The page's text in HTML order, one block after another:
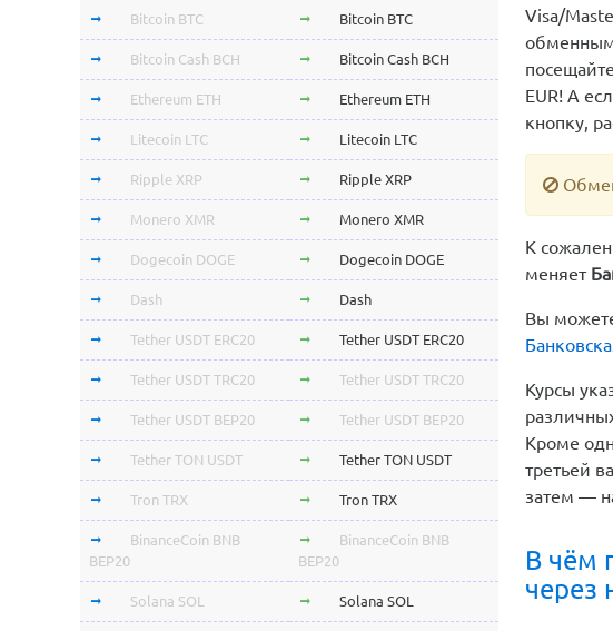
Visa/
EUR! А
кнопку,
К
меняет
Вы
Курсы
Кроме
третьей
затем —
В чём
через
Bitcoin BTC Bitcoin BTC
Bitcoin Cash BCH Bitcoin Cash BCH
Ethereum ETH Ethereum ETH
Litecoin LTC Litecoin LTC
Ripple XRP Ripple XRP
Monero XMR Monero XMR
Dogecoin DOGE Dogecoin DOGE
Dash Dash
Tether USDT ERC20 Tether USDT ERC20
Tether USDT TRC20 Tether USDT TRC20
Tether USDT BEP20 Tether USDT BEP20
Tether TON USDT Tether TON USDT
Tron TRX Tron TRX
BinanceCoin BNB
BEP20
BinanceCoin BNB
BEP20
Solana SOL Solana SOL